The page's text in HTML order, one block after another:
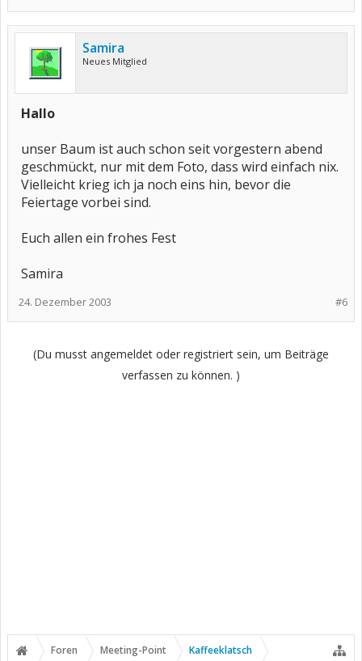
Samira
Neues Mitglied
Hallo
unser Baum ist auch schon seit vorgestern abend
geschmückt, nur mit dem Foto, dass wird einfach nix.
Vielleicht krieg ich ja noch eins hin, bevor die
Feiertage vorbei sind.
Euch allen ein frohes Fest
Samira
#6
24. Dezember 2003
(Du musst angemeldet oder registriert sein, um Beiträge
verfassen zu können. )
Foren Meeting-Point Kaffeeklatsch